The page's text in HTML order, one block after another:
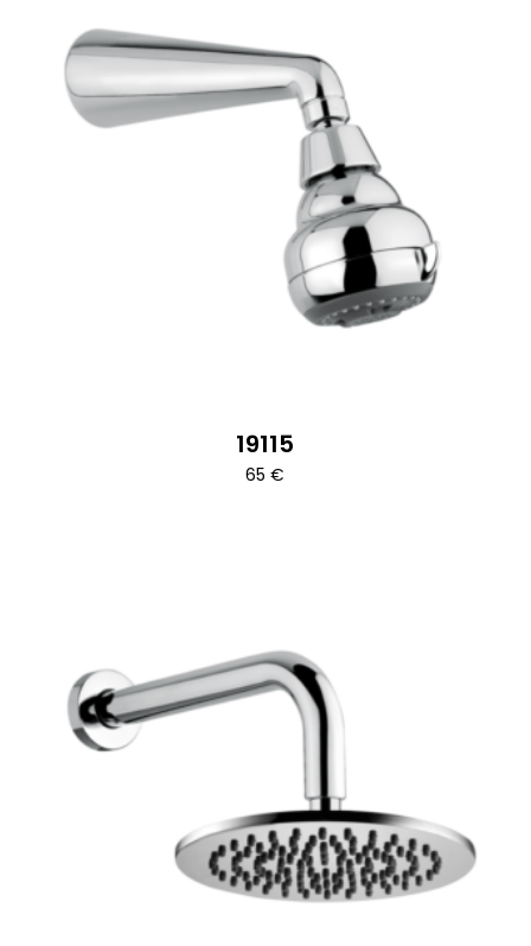
19115
65€